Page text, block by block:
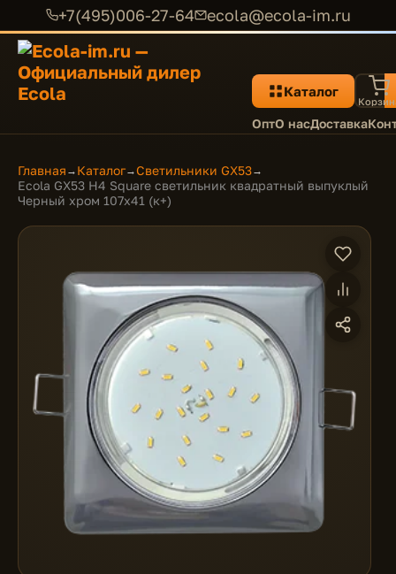
+7(495)006-27-64 ecola@ecola-im.ru
Каталог
ОптО насДоставка
Главная → Каталог→Светильники GX53→
Ecola GX53 H4 Square светильник квадратный выпуклый
Черный хром 107x41 (к+)